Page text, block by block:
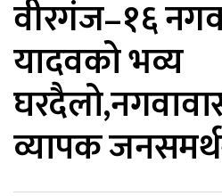
वीरगंज–१६
यादवको भव्य
व्यापक